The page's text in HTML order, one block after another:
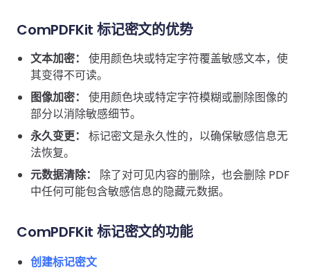
Java
.NET
SDK
SDK
PHP
SDK
Python
SDK
SDK
iOS SDK
Native
编辑
签名
PDF/A,
PDF/X,
PDF/E,
完整功能清单
AI
DocSlight
制
造
融
疗
中小企业支
为初创公司和团队提供可负担且合理的价
南
服务器端
Java
指南
.NET 指
C 指南
C++ 指
指南
Mac 指南
Android
指南
Flutter 指
南
私有化部
署
联系销售
ComPDFKit 标记密文的优势
文本加密：
使用颜色块或特定字符覆盖敏感文本，使
其变得不可读。
图像加密：
使用颜色块或特定字符模糊或删除图像的
部分以消除敏感细节。
永久变更：
标记密文是永久性的，以确保敏感信息无
法恢复。
元数据清除：
除了对可见内容的删除，也会删除 PDF
中任何可能包含敏感信息的隐藏元数据。
ComPDFKit 标记密文的功能
创建标记密文